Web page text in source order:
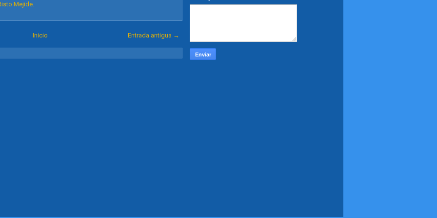
Mejide.
Entrada antigua →
Inicio